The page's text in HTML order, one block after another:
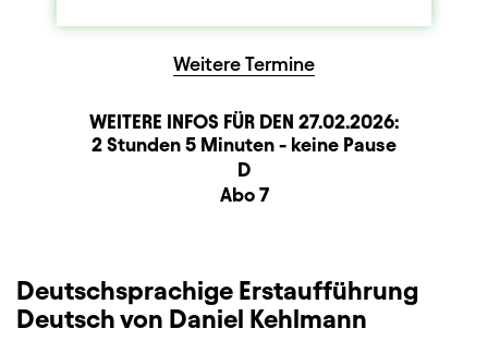
Weitere Termine
WEITERE INFOS FÜR DEN 27.02.2026:
BeschreibungInformation
Dauer und Pausen
2 Stunden 5 Minuten - keine Pause
D
Abo 7
Deutschsprachige Erstaufführung
Deutsch von Daniel Kehlmann